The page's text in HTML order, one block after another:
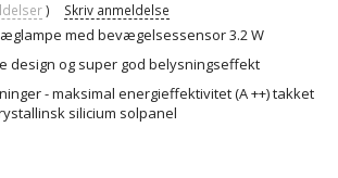
Skriv anmeldelse
med bevægelsessensor 3.2 W
design og super god belysningseffekt
- maksimal energieffektivitet (A ++) takket
silicium solpanel